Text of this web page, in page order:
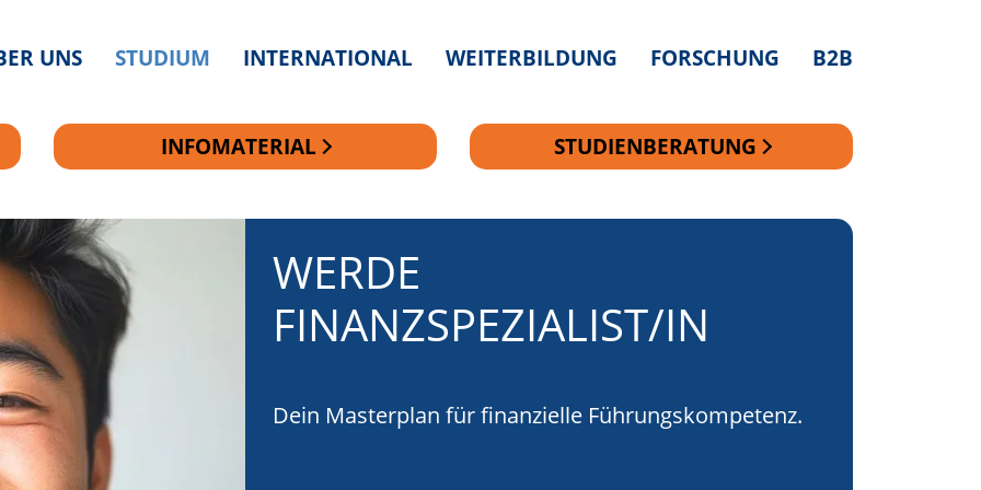
UNS STUDIUM INTERNATIONAL WEITERBILDUNG FORSCHUNG B2B
INFOMATERIAL STUDIENBERATUNG
WERDE
FINANZSPEZIALIST/IN
Dein Masterplan für finanzielle Führungskompetenz.
WERDE
FINANZSPEZIALIST/IN
Dein Masterplan für finanzielle Führungskompetenz.